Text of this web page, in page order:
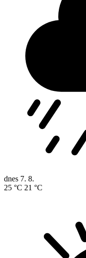
dnes 7. 8.
25 °C 21 °C